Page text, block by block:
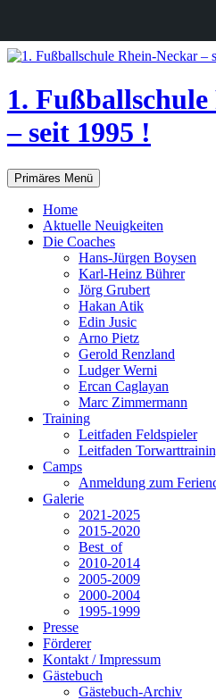
1.
– seit 1995 !
Suchen
Primäres Menü Zum
Inhalt
Home
Aktuelle Neuigkeiten
Die Coaches
Hans-Jürgen Boysen
Karl-Heinz Bührer
Jörg Grubert
Hakan Atik
Edin Jusic
Arno Pietz
Gerold Renzland
Ludger Werni
Ercan Caglayan
Marc Zimmermann
Training
Leitfaden Feldspieler
Leitfaden
Camps
Anmeldung zum
Galerie
2021-2025
2015-2020
Best_of
2010-2014
2005-2009
2000-2004
1995-1999
Presse
Förderer
Kontakt / Impressum
Gästebuch
Gästebuch-Archiv